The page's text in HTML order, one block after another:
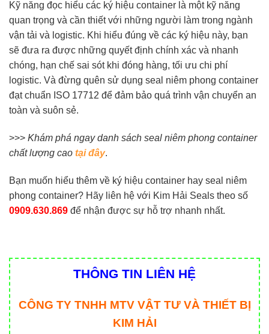
Kỹ năng đọc hiểu các ký hiệu container là một kỹ năng
quan trọng và cần thiết với những người làm trong ngành
vận tải và logistic. Khi hiểu đúng về các ký hiệu này, bạn
sẽ đưa ra được những quyết định chính xác và nhanh
chóng, hạn chế sai sót khi đóng hàng, tối ưu chi phí
logistic. Và đừng quên sử dụng seal niêm phong container
đạt chuẩn ISO 17712 để đảm bảo quá trình vận chuyển an
toàn và suôn sẻ.
>>> Khám phá ngay danh sách seal niêm phong container
chất lượng cao tại đây.
Bạn muốn hiểu thêm về ký hiệu container hay seal niêm
phong container? Hãy liên hệ với Kim Hải Seals theo số
0909.630.869 để nhận được sự hỗ trợ nhanh nhất.
THÔNG TIN LIÊN HỆ
CÔNG TY TNHH MTV VẬT TƯ VÀ THIẾT BỊ
KIM HẢI